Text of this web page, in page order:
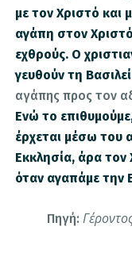
με τον Χριστό και
αγάπη στον
εχθρούς. Ο
γευθούν τη
αγάπης προς τον
Ενώ το
έρχεται μέσω του
Εκκλησία, άρα τον
όταν αγαπάμε την
Πηγή: